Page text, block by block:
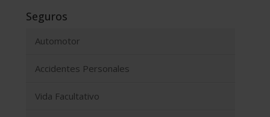
Seguros
Automotor
Accidentes Personales
Vida Facultativo